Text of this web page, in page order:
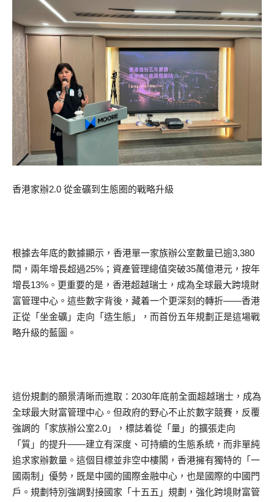
香港家辦2.0 從金礦到生態圈的戰略升級
根據去年底的數據顯示，香港單一家族辦公室數量已逾3,380
間，兩年增長超過25%；資產管理總值突破35萬億港元，按年
增長13%。更重要的是，香港超越瑞士，成為全球最大跨境財
富管理中心。這些數字背後，藏着一个更深刻的轉折——香港
正從「坐金礦」走向「造生態」，而首份五年規劃正是這場戰
略升級的藍圖。
這份規劃的願景清晰而進取：2030年底前全面超越瑞士，成為
全球最大財富管理中心。但政府的野心不止於數字競賽，反覆
強調的「家族辦公室2.0」，標誌着從「量」的擴張走向
「質」的提升——建立有深度、可持續的生態系統，而非單純
追求家辦數量。這個目標並非空中樓閣，香港擁有獨特的「一
國兩制」優勢，既是中國的國際金融中心，也是國際的中國門
戶。規劃特別強調對接國家「十五五」規劃，強化跨境財富管